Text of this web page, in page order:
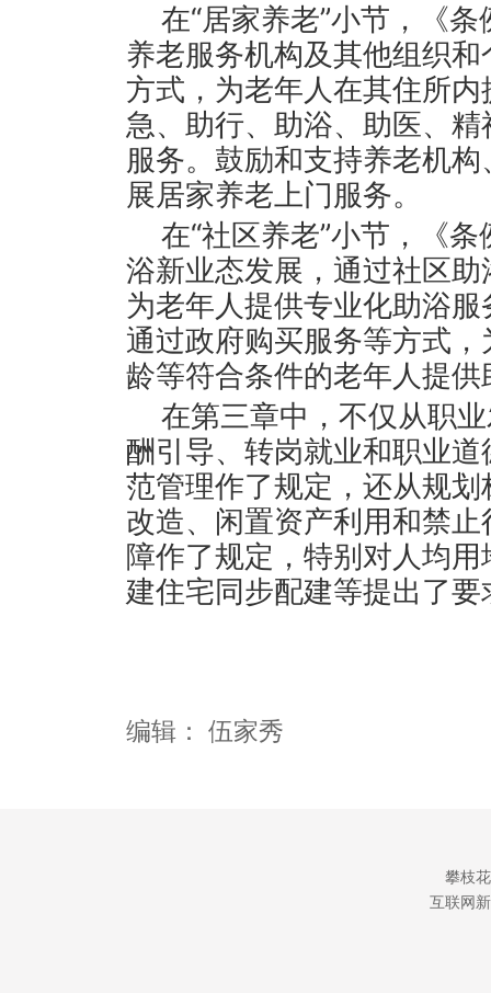
在“居家养老”小节，《
养老服务机构及其他组织
方式，为老年人在其住所
急、助行、助浴、助医、
服务。鼓励和支持养老机
展居家养老上门服务。
在“社区养老”小节，《
浴新业态发展，通过社区
为老年人提供专业化助浴
通过政府购买服务等方式
龄等符合条件的老年人提供
在第三章中，不仅从职
酬引导、转岗就业和职业
范管理作了规定，还从规
改造、闲置资产利用和禁
障作了规定，特别对人均
建住宅同步配建等提出了要
编辑： 伍家秀
攀枝
互联网